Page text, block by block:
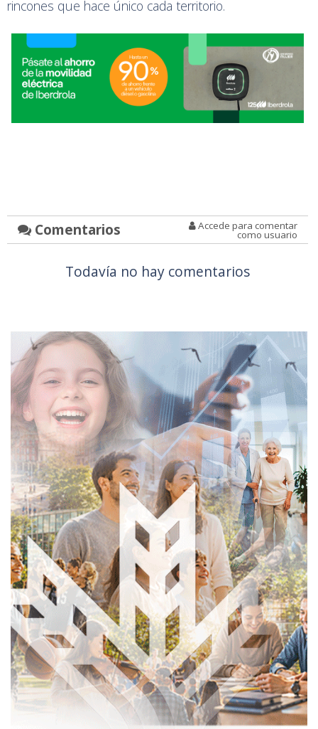
rincones que hace único cada territorio.
Comentarios Accede para comentar
como usuario
Todavía no hay comentarios